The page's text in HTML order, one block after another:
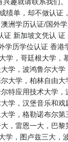
趣就请联系我们
绩单，却不做认证
洲学历认证/国外
新加坡文凭认 证
学历学位认证 香港
学，哥廷根大学，
学，波鸿鲁尔大
大学，柏林自由大
特应用技术大学，
学，汉堡音乐和戏
学，格勒诺布尔第
，雷恩一大，巴黎
学，图卢兹三大，